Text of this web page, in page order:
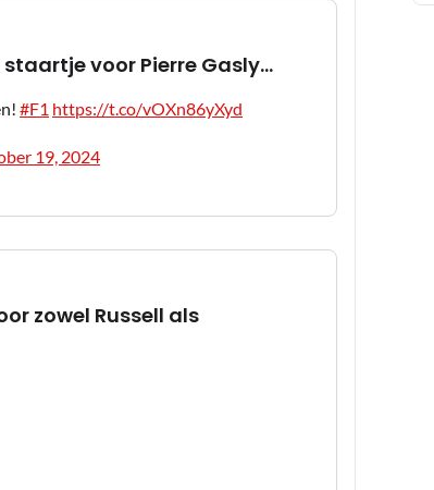
voor Pierre Gasly...
#F1 https://t.co/vOXn86yXyd
19, 2024
zowel Russell als